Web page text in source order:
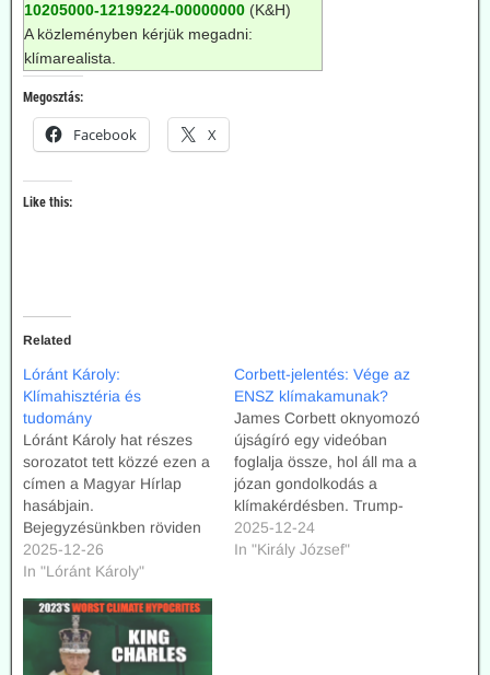
10205000-12199224-00000000 (K&H)
A közleményben kérjük megadni:
klímarealista.
Megosztás:
Facebook X
Like this:
Related
Lóránt Károly:
Klímahisztéria és
tudomány
Lóránt Károly hat részes
sorozatot tett közzé ezen a
címen a Magyar Hírlap
hasábjain.
Bejegyzésünkben röviden
ismertetjük ez egyes
írásokat, és linkeljük az
helyeket a Magyar Hírlap
honlapján. A legfontosabb
az volna, úgy a politikai
2025-12-26
In "Lóránt Károly"
Corbett-jelentés: Vége az
ENSZ klímakamunak?
James Corbett oknyomozó
újságíró egy videóban
foglalja össze, hol áll ma a
józan gondolkodás a
klímakérdésben. Trump-
nak köszönhetően sokat
elértünk, de a
2025-12-24
In "Király József"